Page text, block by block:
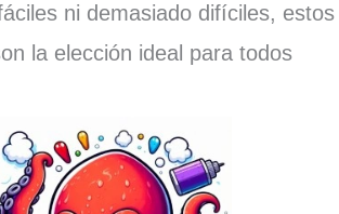
ni demasiado difíciles, estos
la elección ideal para todos